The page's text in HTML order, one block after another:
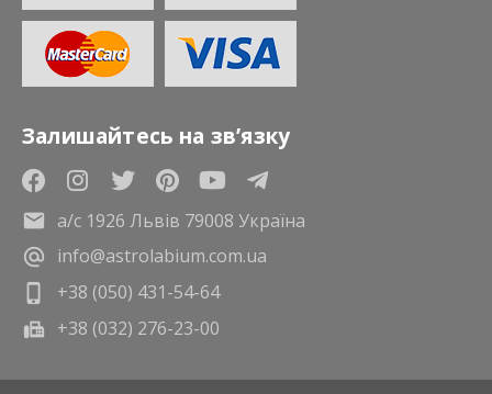
Залишайтесь на зв’язку
а/с 1926 Львів 79008 Україна
info@astrolabium.com.ua
+38 (050) 431-54-64
+38 (032) 276-23-00